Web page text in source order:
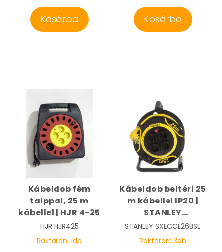
Kosárba Kosárba
Kábeldob fém
talppal, 25 m
kábellel | HJR 4-25
HJR HJR425
Raktáron: 1db
Kábeldob beltéri 25
m kábellel IP20 |
STANLEY
SXECCL26BSE
STANLEY SXECCL26BSE
Raktáron: 3db